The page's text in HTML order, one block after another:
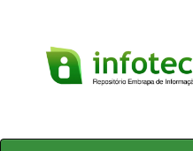
Skip